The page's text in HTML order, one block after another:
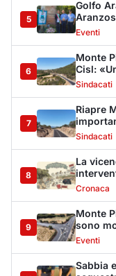
9
Monte
sono
Eventi
10
Sabbia
Cronaca
11
Olbia,
Cronaca
12
Dopo
al
nulla"
Cronaca
13
Punti di
auto
Editoriali